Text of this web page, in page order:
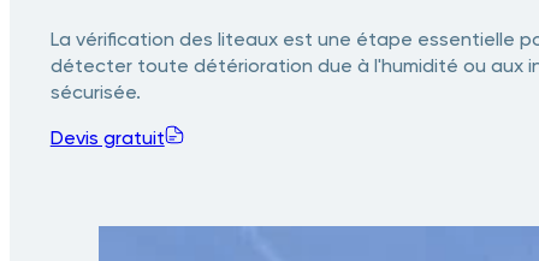
La vérification des liteaux est une étape essentielle
détecter toute détérioration due à l'humidité ou aux
sécurisée.
Devis gratuit